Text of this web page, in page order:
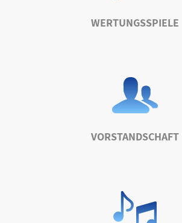
WERTUNGSSPIELE
VORSTANDSCHAFT